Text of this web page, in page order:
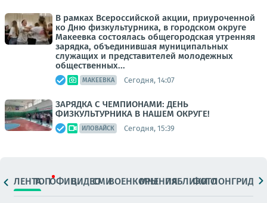
В рамках Всероссийской акции, приуроченной
ко Дню физкультурника, в городском округе
Макеевка состоялась общегородская утренняя
зарядка, объединившая муниципальных
служащих и представителей молодежных
общественных...
МАКЕЕВКА Сегодня, 14:07
ЗАРЯДКА С ЧЕМПИОНАМИ: ДЕНЬ
ФИЗКУЛЬТУРНИКА В НАШЕМ ОКРУГЕ!
ИЛОВАЙСК Сегодня, 15:39
ЛЕНТАТОПОФИЦ.ВИДЕОСМИВОЕНКОРЫМНЕНИЯПАБЛИКИ
ФОТОЛОНГРИДЫ